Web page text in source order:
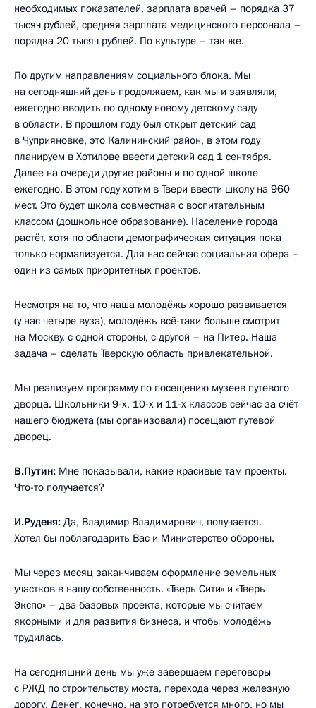
необходимых показателей, зарплата врачей – порядка 37
тысяч рублей, средняя зарплата медицинского персонала –
порядка 20 тысяч рублей. По культуре – так же.
По другим направлениям социального блока. Мы
на сегодняшний день продолжаем, как мы и заявляли,
ежегодно вводить по одному новому детскому саду
в области. В прошлом году был открыт детский сад
в Чуприяновке, это Калининский район, в этом году
планируем в Хотилове ввести детский сад 1 сентября.
Далее на очереди другие районы и по одной школе
ежегодно. В этом году хотим в Твери ввести школу на 960
мест. Это будет школа совместная с воспитательным
классом (дошкольное образование). Население города
растёт, хотя по области демографическая ситуация пока
только нормализуется. Для нас сейчас социальная сфера –
один из самых приоритетных проектов.
Несмотря на то, что наша молодёжь хорошо развивается
(у нас четыре вуза), молодёжь всё-таки больше смотрит
на Москву, с одной стороны, с другой – на Питер. Наша
задача – сделать Тверскую область привлекательной.
Мы реализуем программу по посещению музеев путевого
дворца. Школьники 9-х, 10-х и 11-х классов сейчас за счёт
нашего бюджета (мы организовали) посещают путевой
дворец.
В.Путин: Мне показывали, какие красивые там проекты.
Что-то получается?
И.Руденя: Да, Владимир Владимирович, получается.
Хотел бы поблагодарить Вас и Министерство обороны.
Мы через месяц заканчиваем оформление земельных
участков в нашу собственность. «Тверь Сити» и «Тверь
Экспо» – два базовых проекта, которые мы считаем
якорными и для развития бизнеса, и чтобы молодёжь
трудилась.
На сегодняшний день мы уже завершаем переговоры
с РЖД по строительству моста, перехода через железную
дорогу. Денег, конечно, на это потребуется много, но мы